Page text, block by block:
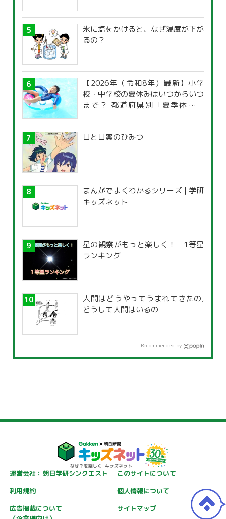
氷に塩をかけると、なぜ温度が下が
るの？
【2026年（令和8年）最新】小学
校・中学校の夏休みはいつからいつ
まで？ 都道府県別「夏季休暇一
目と目薬のひみつ
まんがでよくわかるシリーズ | 学研
キッズネット
星の観察がもっと楽しく！ 1等星
ランキング
人間はどうやってうまれてきたの,
どうして人間はいるの
Recommended by
運営会社：朝日学研シンクエスト
このサイトについて
利用規約
個人情報について
広告掲載について
サイトマップ